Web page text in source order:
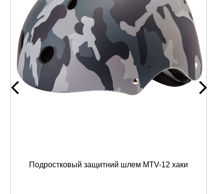
Подростковый защитний шлем MTV-12 хаки